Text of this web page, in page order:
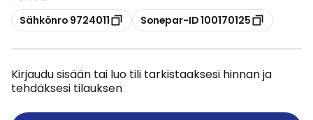
Kopioi
Sähkönro 9724011 Kopioi
Sonepar-ID 100170125
Kirjaudu sisään tai luo tili tarkistaaksesi hinnan ja
tehdäksesi tilauksen